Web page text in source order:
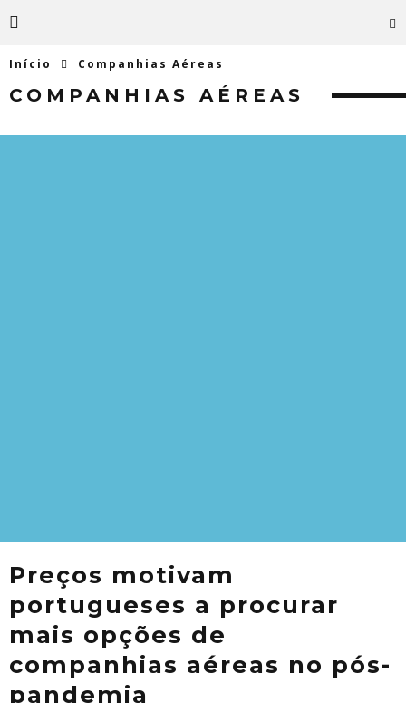
Início Companhias Aéreas
COMPANHIAS AÉREAS
Preços motivam
portugueses a procurar
mais opções de
companhias aéreas no pós-
pandemia